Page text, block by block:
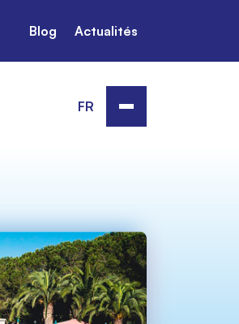
Blog Actualités
FR